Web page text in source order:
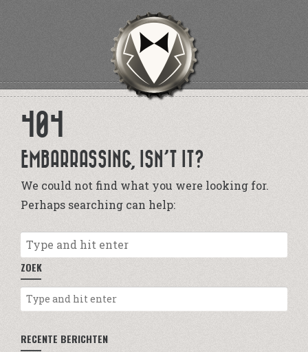
404
EMBARRASSING, ISN’T IT?
We could not find what you were looking for.
Perhaps searching can help:
ZOEK
RECENTE BERICHTEN